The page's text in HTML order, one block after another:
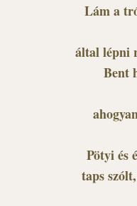
Lám a
által lépni
Bent
Pötyi és
taps